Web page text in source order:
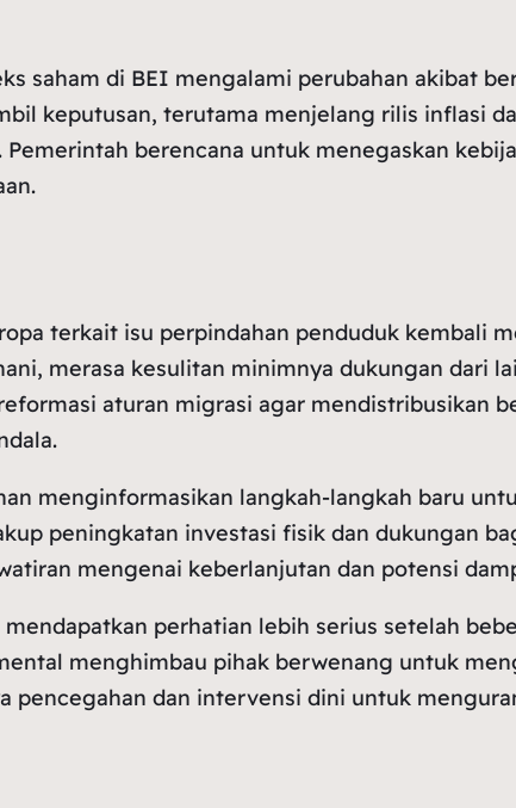
saham di BEI mengalami perubahan akibat
keputusan, terutama menjelang rilis inflasi
berencana untuk menegaskan
terkait isu perpindahan penduduk kembali
merasa kesulitan minimnya dukungan dari
aturan migrasi agar mendistribusikan
menginformasikan langkah-langkah baru
peningkatan investasi fisik dan dukungan
mengenai keberlanjutan dan potensi
perhatian lebih serius setelah
menghimbau pihak berwenang untuk
dan intervensi dini untuk